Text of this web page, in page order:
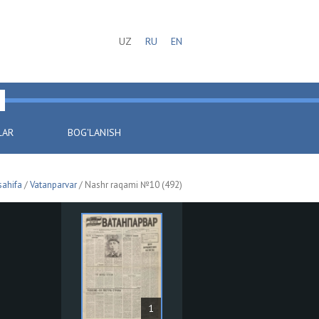
UZ RU EN
BOG'LANISH
/Vatanparvar/ Nashr raqami №10 (492)
1